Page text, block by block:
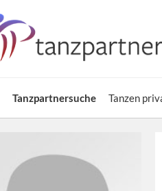
Tanzpartnersuche Tanzen